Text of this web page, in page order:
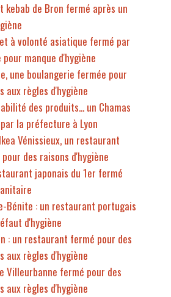
kebab de Bron fermé après un
à volonté asiatique fermé par
manque d'hygiène
une boulangerie fermée pour
aux règles d'hygiène
des produits... un Chamas
la préfecture à Lyon
Vénissieux, un restaurant
des raisons d'hygiène
japonais du 1er fermé
Bénite : un restaurant portugais
d'hygiène
: un restaurant fermé pour des
aux règles d'hygiène
Villeurbanne fermé pour des
aux règles d'hygiène